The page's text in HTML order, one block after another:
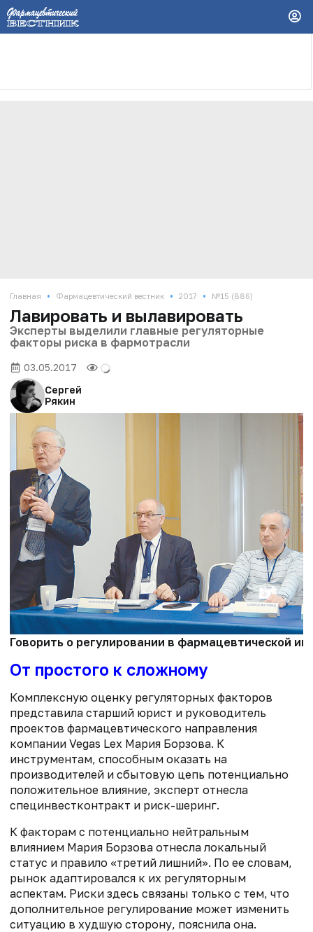
Главная • Фармацевтический вестник • 2017 • №15 (886)
Лавировать и вылавировать
Эксперты выделили главные регуляторные
факторы риска в фармотрасли
03.05.2017
Сергей
Рякин
Говорить о регулировании в фармацевтической
От простого к сложному
Комплексную оценку регуляторных факторов
представила старший юрист и руководитель
проектов фармацевтического направления
компании Vegas Lex Мария Борзова. К
инструментам, способным оказать на
производителей и сбытовую цепь потенциально
положительное влияние, эксперт отнесла
специнвестконтракт и риск-шеринг.
К факторам с потенциально нейтральным
влиянием Мария Борзова отнесла локальный
статус и правило «третий лишний». По ее словам,
рынок адаптировался к их регуляторным
аспектам. Риски здесь связаны только с тем, что
дополнительное регулирование может изменить
ситуацию в худшую сторону, пояснила она.